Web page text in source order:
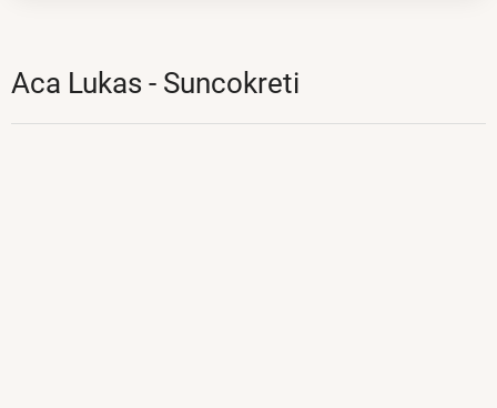
Aca Lukas - Suncokreti